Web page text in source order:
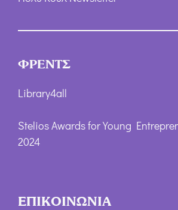
ΦΡΕΝΤΣ
Library4all
Stelios Awards for Young
2024
ΕΠΙΚΟΙΝΩΝΙΑ